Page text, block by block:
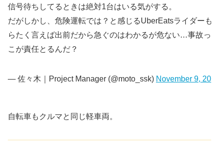
信号待ちしてるときは絶対1台はいる気がする。
だがしかし、危険運転では？と感じるUberEatsライダーも
らたく言えば出前だから急ぐのはわかるが危ない…事故っ
こが責任とるんだ？
— 佐々木｜Project Manager (@moto_ssk) November 9,
自転車もクルマと同じ軽車両。